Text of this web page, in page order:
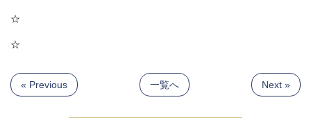
☆
☆
« Previous 一覧へ Next »